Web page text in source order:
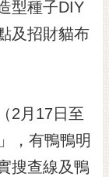
型種子DIY
及招財貓布
2月17日至
，有鴨鴨明
搜查線及鴨